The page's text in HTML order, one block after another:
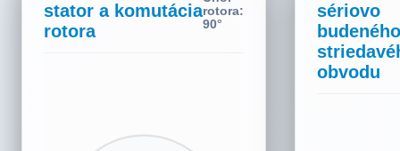
stator a komutácia
rotora
rotora:
150°
sériovo
budeného
obvodu